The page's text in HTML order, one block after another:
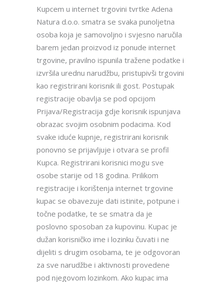
Kupcem u internet trgovini tvrtke Adena
Natura d.o.o. smatra se svaka punoljetna
osoba koja je samovoljno i svjesno naručila
barem jedan proizvod iz ponude internet
trgovine, pravilno ispunila tražene podatke i
izvršila urednu narudžbu, pristupivši trgovini
kao registrirani korisnik ili gost. Postupak
registracije obavlja se pod opcijom
Prijava/Registracija gdje korisnik ispunjava
obrazac svojim osobnim podacima. Kod
svake iduće kupnje, registrirani korisnik
ponovno se prijavljuje i otvara se profil
Kupca. Registrirani korisnici mogu sve
osobe starije od 18 godina. Prilikom
registracije i korištenja internet trgovine
kupac se obavezuje dati istinite, potpune i
točne podatke, te se smatra da je
poslovno sposoban za kupovinu. Kupac je
dužan korisničko ime i lozinku čuvati i ne
dijeliti s drugim osobama, te je odgovoran
za sve narudžbe i aktivnosti provedene
pod njegovom lozinkom. Ako kupac ima